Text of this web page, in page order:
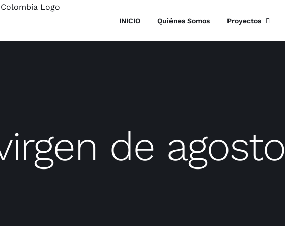
INICIO Quiénes Somos Proyectos
de agosto